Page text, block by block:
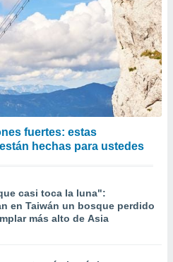
fuertes: estas
hechas para ustedes
casi toca la luna":
en Taiwán un bosque perdido
más alto de Asia